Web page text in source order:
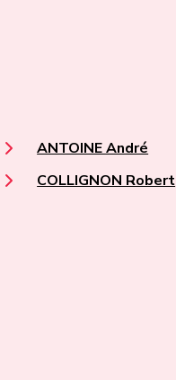
ANTOINE André
COLLIGNON Robert